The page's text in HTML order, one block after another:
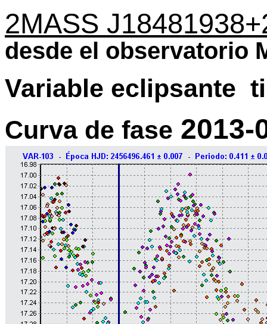
2MASS
desde el observatorio
Variable eclipsante
Curva de fase 2013-